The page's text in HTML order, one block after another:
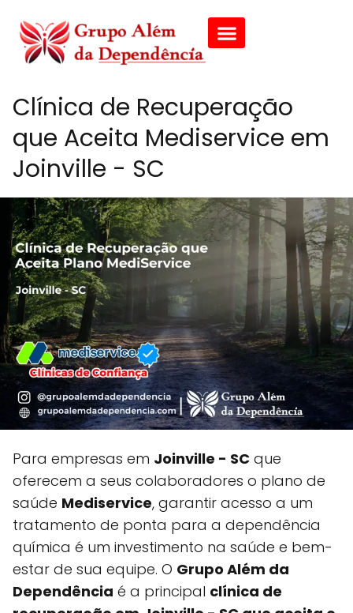
Clínica de Recuperação
que Aceita Mediservice em
Joinville - SC
Para empresas em Joinville - SC que
oferecem a seus colaboradores o plano de
saúde Mediservice, garantir acesso a um
tratamento de ponta para a dependência
química é um investimento na saúde e bem-
estar de sua equipe. O Grupo Além da
Dependência é a principal clínica de